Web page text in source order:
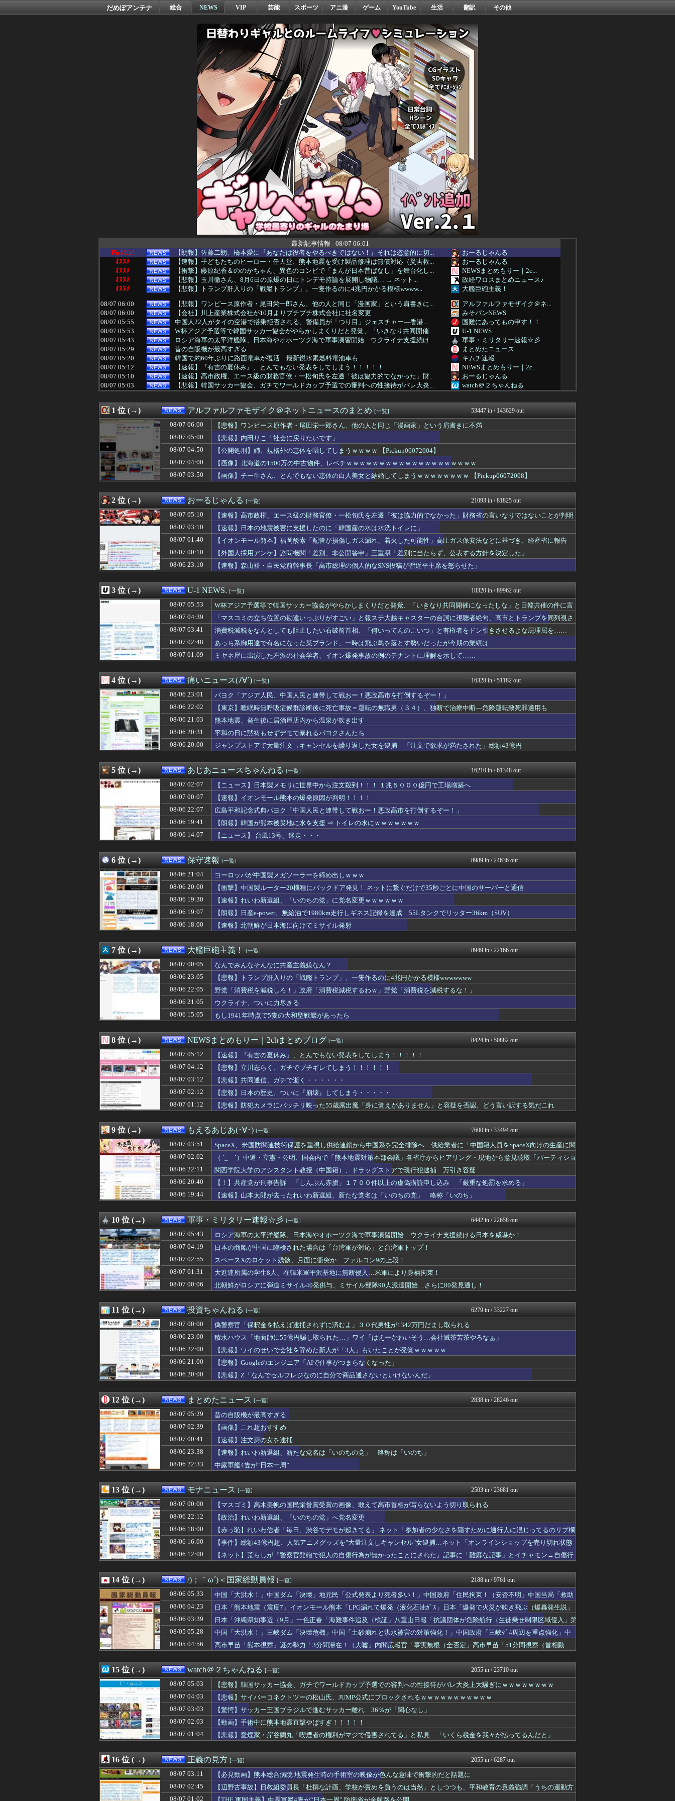
だめぽアンテナ 総合 NEWS VIP 芸能 スポーツ アニ漫 ゲーム YouTube 生活 翻訳 その他
最新記事情報 - 08/07 06:01
PickUp!
【朗報】佐藤二朗、橋本愛に『あなたは役者をやるべきではない！』それは恣意的に切...
おーるじゃんる
ｵﾇﾇﾒ
【速報】子どもたちのヒーロー・任天堂、熊本地震を受け製品修理は無償対応（災害救...
おーるじゃんる
ｵﾇﾇﾒ
【衝撃】藤原紀香＆ののかちゃん、異色のコンビで「まんが日本昔ばなし」を舞台化し...
NEWSまとめもりー｜2c...
ｵﾇﾇﾒ
【悲報】玉川徹さん、8月6日の原爆の日にトンデモ持論を展開し物議… → ネット...
政経ワロスまとめニュース♪
ｵﾇﾇﾒ
【悲報】トランプ肝入りの「戦艦トランプ」、一隻作るのに4兆円かかる模様wwww...
大艦巨砲主義！
08/07 06:00
【悲報】ワンピース原作者・尾田栄一郎さん、他の人と同じ「漫画家」という肩書きに...
アルファルファモザイク＠ネ...
08/07 06:00
【会社】川上産業株式会社が10月よりプチプチ株式会社に社名変更
みそパンNEWS
08/07 05:55
中国人22人がタイの空港で搭乗拒否される、警備員が「つり目」ジェスチャー―香港...
国難にあってもの申す！！
08/07 05:53
W杯アジア予選等で韓国サッカー協会がやらかしまくりだと発覚、「いきなり共同開催...
U-1 NEWS.
08/07 05:43
ロシア海軍の太平洋艦隊、日本海やオホーツク海で軍事演習開始…ウクライナ支援続け...
軍事・ミリタリー速報☆彡
08/07 05:29
昔の自販機が最高すぎる
まとめたニュース
08/07 05:20
韓国で約60年ぶりに路面電車が復活 最新鋭水素燃料電池車も
キムチ速報
08/07 05:12
【速報】『有吉の夏休み』、とんでもない発表をしてしまう！！！！！
NEWSまとめもりー｜2c...
08/07 05:10
【速報】高市政権、エース級の財務官僚・一松旬氏を左遷「彼は協力的でなかった」財...
おーるじゃんる
08/07 05:03
【悲報】韓国サッカー協会、ガチでワールドカップ予選での審判への性接待がバレ大炎...
watch＠２ちゃんねる
08/07 05:00
熊本県内で◯◯者が現れまくり、通報頻発！災害支援にも悪影響が及んでしまう…
オレ的ゲーム速報＠刃
08/07 05:00
【電池】リチウムイオンの移動速度が最大1万倍に？次世代全固体電池の設計指針を変...
常識的に考えた
08/07 05:00
【福岡】3年間で2億6500万円 福岡県議会「海外視察費」公表
みそパンNEWS
08/07 05:00
【がん原因】1位は感染症16.6%！喫煙・飲酒より多い衝撃の真実
モッコスヌ〜ン
08/07 04:55
「投資不適格になりつつある」ブルームバーグが突き付けた韓国金融市場の崖っぷち ...
08/07 04:50
【公開処刑】姉、規格外の恵体を晒してしまうｗｗｗｗ 【Pickup060720...
08/07 04:41
タブレットのバッテリーが膨らんで画面が剥がれてきたんやが
理想ちゃんねる
08/07 04:39
「マスコミの立ち位置の勘違いっぷりがすごい」と報ステ大越キャスターの台詞に視聴...
U-1 NEWS.
08/07 04:19
日本の商船が中国に臨検された場合は「台湾軍が対応」と台湾軍トップ！
軍事・ミリタリー速報☆彡
08/07 04:03
【悲報】サイバーコネクトツーの松山氏、JUMP公式にブロックされるｗｗｗｗｗｗ...
watch＠２ちゃんねる
08/07 04:00
早食いしてる奴、マジでヤバイぞ・・・
オレ的ゲーム速報＠刃
08/07 04:00
【天文】太陽に含まれる「銀」は従来推定よりも約55％多かった？ 隕石の分析結果...
常識的に考えた
08/07 04:00
【画像】北海道の1500万の中古物件、レベチｗｗｗｗｗｗｗｗｗｗｗｗｗｗｗｗｗ...
アルファルファモザイク＠ネ...
【ガンダム戦艦】主砲よりMS貼り付けが正解？ブリッジ剥き出しの謎を考察
三重県警察 鈴鹿サーキットでパレード走行訓練中だった白バイが転倒事故 20代の...
国難にあってもの申す！！
08/07 03:51
SpaceX、米国防関連技術保護を重視し供給連鎖から中国系を完全排除へ 供給業...
もえるあじあ(･∀･)
08/07 03:50
【画像】チー牛さん、とんでもない恵体の白人美女と結婚してしまうｗｗｗｗｗｗｗｗ...
アルファルファモザイク＠ネ...
08/07 03:41
消費税減税をなんとしても阻止したい石破前首相、「何いってんのこいつ」と有権者を...
U-1 NEWS.
08/07 03:11
【必見動画】熊本総合病院 地震発生時の手術室の映像が色んな意味で衝撃的だと話題...
正義の見方
08/07 03:10
【速報】日本の地震被害に支援したのに「韓国産の水は水洗トイレに」
おーるじゃんる
08/07 03:03
【驚愕】サッカー王国ブラジルで進むサッカー離れ 36％が「関心なし」
watch＠２ちゃんねる
夫さん、妻に「天井のシミ数えてれば終わるでな」と押し倒されて性行為 → 凄いこ...
オレ的ゲーム速報＠刃
08/07 03:00
【天文】「系外衛星」を史上初めて発見か--しかし「衛星」の定義を揺るがす事態に...
常識的に考えた
08/07 03:00
【悲報】娘「吹奏楽部の顧問に楽器買えって言われた」親「いくらなの？」娘「60万...
アルファルファモザイク＠ネ...
08/07 03:00
【食洗機】韓国人が騒ぐ「水洗い」は予備洗浄だった！日本の飲食店の衛生習慣を解説
モッコスヌ〜ン
08/07 02:55
スペースXのロケット残骸、月面に衝突か…ファルコン9の上段！
軍事・ミリタリー速報☆彡
08/07 02:55
千葉県袖ケ浦市「おむつ交換で噛みつかれ」看護助手の男を逮捕 90歳入院患者の顔...
国難にあってもの申す！！
08/07 02:48
あっち系御用達で有名になった某ブランド、一時は飛ぶ鳥を落とす勢いだったが今期の...
U-1 NEWS.
08/07 02:45
【辺野古事故】日教組委員長「杜撰な計画、学校が責めを負うのは当然」としつつも、...
正義の見方
08/07 02:40
高市首相、2年限定の消費減税「確実に戻す」発言は「私の覚悟」
08/07 02:39
【画像】これ超おすすめ
まとめたニュース
08/07 02:13
岸田元首相､日米の円買い協調介入は｢一時しのぎに過ぎない｣｢財政政策､金融政策...
理想ちゃんねる
08/07 02:12
【悲報】日本の歴史、ついに『崩壊』してしまう・・・・・
08/07 02:07
【ニュース】日本製メモリに世界中から注文殺到！！！ １兆５０００億円で工場増築...
08/07 02:03
【動画】手術中に熊本地震直撃やばすぎ！！！！！
watch＠２ちゃんねる
08/07 02:02
（ ´_ゝ`）中道・立憲・公明、国会内で「熊本地震対策本部会議」各省庁からヒア...
もえるあじあ(･∀･)
08/07 02:00
【悲報】精神科医「女の子が泣くのは、ムカつきすぎてどうしていいのか分からなくな...
アルファルファモザイク＠ネ...
08/07 02:00
【消費減税閣議決定】「反対」の財務省敗北 首相の不信根強く 人事介入をちらつか...
黒マッチョニュース
08/07 02:00
【フランス人の日本好き】中国人女性が「日本人と間違われた」衝撃エピソードが示す...
モッコスヌ〜ン
欧州旅行者のアジア旅行先ランキング、日本はタイ、インドネシアに次いで3位ランク...
国難にあってもの申す！！
【イオンモール熊本】福岡酸素「配管が損傷しガス漏れ、着火した可能性」高圧ガス保...
おーるじゃんる
08/07 01:31
大進連所属の学生8人、在韓米軍平沢基地に無断侵入…米軍により身柄拘束！
08/07 01:12
【悲報】防犯カメラにバッチリ映った55歳露出魔「身に覚えがありません」と容疑を...
08/07 01:09
ミヤネ屋に出演した左派の社会学者、イオン爆発事故の例のテナントに理解を示して…...
U-1 NEWS.
08/07 01:04
【悲報】愛煙家・岸谷蘭丸「喫煙者の権利がマジで侵害されてる」と私見 「いくら税...
08/07 01:00
「期待されたほどの成果ない」 ゼレンスキー氏が日本の支援に不満を表明
08/07 01:00
近畿大学准教授、苦言「みいちゃん呼びが揶揄する言葉として使われ、当事者から具体...
オレ的ゲーム速報＠刃
08/07 01:00
イオンモール熊本爆発事故 LPガス供給会社「当局の調査に全面的に協力」 経産省...
08/07 01:00
【フードコート】ハズレ店の烙印を押される運命、その正体とは？
モッコスヌ〜ン
08/07 00:55
エース級の財務官僚が異例転出へ 官邸幹部「協力的でなかったから」 [8/6]
国難にあってもの申す！！
08/07 00:50
ネット販売…「品切れ前に買うと満足感」集英社オンラインショップで“43億円分”...
08/07 00:41
【速報】注文厨の女を逮捕
まとめたニュース
08/07 00:35
音楽理論の知識無しや楽器の技術を修めていない人の音楽
ふぇー速
08/07 00:13
【悲報】株式投資は若年男性の自信喪失の原因 6割超が｢人生の敗者｣自認
08/07 00:10
「安物買いの銭失いだったねぇ」とインドネシア高速鉄道の最終処分に日本側騒然、国...
U-1 NEWS.
08/07 00:10
【外国人採用アンケ】諮問機関「差別、非公開答申」三重県「差別に当たらず、公表す...
08/07 00:07
【速報】イオンモール熊本の爆発原因が判明！！！！
08/07 00:06
北朝鮮がロシアに弾道ミサイル40発供与、ミサイル部隊90人派遣開始…さらに80...
軍事・ミリタリー速報☆彡
08/07 00:05
なんでみんなそんなに共産主義嫌なん？
大艦巨砲主義！
08/07 00:00
ブラジル「日本人を満載したトラックのように扱え」→差別として問題になり「一般的...
ゴタゴタシタニュース
中道、立憲、公明が熊本地震現地報告を受け政府に要請書を提出へ
08/07 00:00
【動画】駅構内のスピーカーから強烈な下ネタ音声が垂れ流される 全乗客困惑の音声...
オレ的ゲーム速報＠刃
08/07 00:00
秋田市に国内最大級データセンター 建設費２兆円見込む、ＵＡＥなど投資
08/07 00:00
偽警察官「保釈金を払えば逮捕されずに済むよ」３０代男性が1342万円だまし取ら...
投資ちゃんねる
08/07 00:00
【島根】コンビニで1800mlの麦焼酎（いいちこ）をズボンのポケットに入れて万...
08/07 00:00
上海一月風暴とは——造反派が一夜で市の権力を奪った1967年1月
08/07 00:00
【悲報】政府、SA有料化検討で「休めと言いつつ休むな」矛盾にネット呆れ
08/06 23:59
韓国警察、大韓サッカー協会を家宅捜索 代表監督選考巡り
厳選！韓国情報
08/06 23:57
広島県知事ら「核抑止論、根本的におかしい」
08/06 23:55
中国外務省、広島原爆投下に関して「同情を得ようと核被害者の立場を政治利用」[8...
08/06 23:51
【AI】中国DeepSeek、近日中に「大幅値上げ」か API料金ページに追記
かせまと！
08/06 23:40
be
にゅーすアルー！
08/06 23:34
彼女の家で恐怖の手帳を発見してしまった、、、、
ふぇー速
08/06 23:29
中国製ルーター20機種にバックドア 外部から完全制御できる機能が仕込まれていた
日本第一！ニュース録
08/06 23:18
【相場】ドル円、上抜け 1ドル158円台
かせまと！
08/06 23:12
【衝撃】藤原紀香＆ののかちゃん、異色のコンビで「まんが日本昔ばなし」を舞台化し...
NEWSまとめもりー｜2c...
08/06 23:10
クマが害獣扱いされる風潮にドラマ脚本家が不快感、「何度もクマに会ったことがある...
U-1 NEWS.
08/06 23:10
【速報】森山裕・自民党前幹事長「高市総理の個人的なSNS投稿が習近平主席を怒ら...
おーるじゃんる
08/06 23:08
年末年始の休暇が31日から3日までしかない社畜w
ふぇー速
08/06 23:08
【悲報】玉川徹さん、8月6日の原爆の日にトンデモ持論を展開し物議… → ネット...
政経ワロスまとめニュース♪
08/06 23:05
【悲報】トランプ肝入りの「戦艦トランプ」、一隻作るのに4兆円かかる模様wwww...
大艦巨砲主義！
08/06 23:01
パヨク「アジア人民、中国人民と連帯して戦おー！悪政高市を打倒するぞー！」
痛いニュース(ﾉ∀`)
08/06 23:00
日本、警察の威嚇射撃に怯まないと射殺される恐ろしい国になる…
黒マッチョニュース
08/06 23:00
積水ハウス「地面師に55億円騙し取られた…」ワイ「はえーかわいそう…会社滅茶苦...
投資ちゃんねる
08/06 23:00
家計資産の株比率､バブル期並み2割強 白書はインフレ防衛の格差注視
08/06 23:00
不動産ファンド「みんなで大家さん」が約2881億円の債務超過 分配金の支払い停...
みそパンNEWS
08/06 23:00
【マイクロLED】CPUとGPUをモールス信号で通信！？MicrosoftとT...
08/06 22:52
ついに国産ヒューマノイド登場、人手不足深刻化の医療・製造現場などでの活用想定！
08/06 22:52
ファミマソックス、1円（クーポン）で投げ売りｗｗｗｗｗｗｗｗｗｗｗ
かせまと！
08/06 22:40
刃物を持って中国大使館に侵入した自衛官、地裁で動機明かす「中国の強硬な外交方針...
にゅーすアルー！
08/06 22:33
【悲報】5年前のNHK性加害の出演者は「今も普通の顔して芸能活動してる」ネット...
watch＠２ちゃんねる
08/06 22:33
中露軍艦4隻が“日本一周”
まとめたニュース
08/06 22:30
【悲報】時給1500円でもミャンマー人に逃げられる…地方の雇用崩壊がヤバい
モッコスヌ〜ン
08/06 22:29
【財務省人事】エース級の財務官僚・一松旬氏が”異例転出”へ 官邸幹部「協力的で...
日本第一！ニュース録
08/06 22:21
田舎に2500万くらいの建売住宅(4LDK)買って家族で幸せに暮らしてるんやが
ふぇー速
08/06 22:13
【朗報】吉野家さん､｢極旨牛鉄板ステーキ定食｣を発売
08/06 22:13
アメリカ・ミシガン州の民主党予備選挙 イスラム教徒の“急進左派”候補が勝利確実...
08/06 22:12
【政治】れいわ新選組、「いのちの党」へ党名変更
08/06 22:12
【熊本地震】ヒカキン、『神対応』キタァアアアアーーーーーーー！！
NEWSまとめもりー｜2c...
08/06 22:10
【速報】子どもたちのヒーロー・任天堂、熊本地震を受け製品修理は無償対応（災害救...
おーるじゃんる
08/06 22:09
熊本の被災地で暴れまくったメディア取材陣、堪忍袋の緒が切れた地元住民が苦情を寄...
U-1 NEWS.
08/06 22:08
【衝撃】Q：ムスリム移民って移住先をアッラーの土地って思ってるの？ → 衝撃の...
08/06 22:07
広島平和記念式典パヨク「中国人民と連帯して戦おー！悪政高市を打倒するぞー！」
08/06 22:05
�ｻｿ荳雁昇縺ｮ繝代Ρ繝上Λ縺碁剞逡後〒繝悶Λ繝�繧ｯ莨∵･ｭ辟｡譁ｭ谺�蜍､...
ふぇー速
08/06 22:05
野党「消費税を減税しろ！」政府「消費税減税するわｗ」野党「消費税を減税するな！...
大艦巨砲主義！
08/06 22:03
【悲報】Google、Geminiが大赤字、史上初のマイナスキャッシュフローに...
08/06 22:02
【東京】睡眠時無呼吸症候群診断後に死亡事故＝運転の無職男（３４）、独断で治療中...
08/06 22:00
【農産物】26年上半期の輸出額最高 2年連続で更新、8977億円 農水省...
常識的に考えた
08/06 22:00
【悲報】ワイのせいで会社を辞めた新人が「3人」もいたことが発覚ｗｗｗｗｗ
投資ちゃんねる
08/06 22:00
【大阪】フェラーリを手がけたピニンファリーナ、日本の鉄道を初デザイン。南海電鉄...
黒マッチョニュース
08/06 22:00
「盆踊り」は騒音か 苦情数件会場半減 無音の中イヤホンから流れる曲に合わせ踊る...
みそパンNEWS
08/06 22:00
サム・アルトマンとは何者か——Googleミートで解雇された「5日間」を生き延...
08/06 21:50
大手子会社勤務だけど保険証を出す時にドヤるが何故か看護師と付き合えない
ふぇー速
08/06 21:45
首都圏マンション平均価格1.2億円+住宅ローン金利3%で利息だけで月30万円←...
まとめたニュース
08/06 21:40
中国籍の３６歳関学大助教、万引き容疑で逮捕 栄養補助食品１点（約６４００円相当...
にゅーすアルー！
08/06 21:40
【速報】しんぶん赤旗、短期間に1700件の購読申し込みで嬉し泣き→「うそでーす...
おーるじゃんる
08/06 21:39
Gmail、サードパーティの「送信元アドレス」のサポートを打ち切りへ
かせまと！
08/06 21:38
廃止すべき地方空港は？！
軍事・ミリタリー速報☆彡
08/06 21:36
40歳超えたら仕事見つからないてデマ流してる奴誰なの？
ふぇー速
08/06 21:35
日産e-power、無給油で1980km走行しギネス記録を達成
ゆめ痛 -自動車まとめブロ...
08/06 21:33
【悲報】もみほぐしマッサージ店で従業員女性にわいせつ行為かで男を逮捕ｗｗｗｗｗ...
watch＠２ちゃんねる
08/06 21:30
野田クリスタルさん「イラストレーターの人が『AIに仕事を奪われる』って言ってる...
オレ的ゲーム速報＠刃
08/06 21:29
れいわ新選組、新たな党名は「いのちの党」 略称は「いのち」
日本第一！ニュース録
08/06 21:15
もう誤魔化せない位酷いんだな 〜 【韓国】ウェブトゥーン、売上が減りはじめた？...
反日愚国 恨寓瘻
08/06 21:10
【速報】中国「アメリカさぁ、調子乗ってるからお前らが頼ってる軍用中国ドローン輸...
おーるじゃんる
08/06 21:08
【悲報】マスコミさん「自民党内は消費減税反対が多数！」 → 自民党議員の内部暴...
政経ワロスまとめニュース♪
08/06 21:07
【画像】よなよなエール製造元、変わったデザインのグラスを発売→
かせまと！
08/06 21:05
mac bookが使いにくすぎてWindows買おうとしたら高くてビビったww... ニュース30over
1 位 (→) アルファルファモザイク＠ネットニュースのまとめ [一覧] 53447 in / 143629 out
08/07 06:00
【悲報】ワンピース原作者・尾田栄一郎さん、他の人と同じ「漫画家」という肩書きに不満
08/07 05:00
【悲報】内田りこ「社会に戻りたいです」
08/07 04:50
【公開処刑】姉、規格外の恵体を晒してしまうｗｗｗｗ 【Pickup06072004】
08/07 04:00
【画像】北海道の1500万の中古物件、レベチｗｗｗｗｗｗｗｗｗｗｗｗｗｗｗｗｗｗｗｗ
08/07 03:50
【画像】チー牛さん、とんでもない恵体の白人美女と結婚してしまうｗｗｗｗｗｗｗｗ 【Pickup06072008】
2 位 (→) おーるじゃんる [一覧] 21093 in / 81825 out
08/07 05:10
【速報】高市政権、エース級の財務官僚・一松旬氏を左遷「彼は協力的でなかった」財務省の言いなりではないことが判明
08/07 03:10
【速報】日本の地震被害に支援したのに「韓国産の水は水洗トイレに」
08/07 01:40
【イオンモール熊本】福岡酸素「配管が損傷しガス漏れ、着火した可能性」高圧ガス保安法などに基づき、経産省に報告
08/07 00:10
【外国人採用アンケ】諮問機関「差別、非公開答申」三重県「差別に当たらず、公表する方針を決定した」
08/06 23:10
【速報】森山裕・自民党前幹事長「高市総理の個人的なSNS投稿が習近平主席を怒らせた」
3 位 (→) U-1 NEWS. [一覧] 18320 in / 89962 out
08/07 05:53
W杯アジア予選等で韓国サッカー協会がやらかしまくりだと発覚、「いきなり共同開催になったしな」と日韓共催の件に言
及する声も……
08/07 04:39
「マスコミの立ち位置の勘違いっぷりがすごい」と報ステ大越キャスターの台詞に視聴者絶句、高市とトランプを同列視さ
せようという思惑がひしひしと
08/07 03:41
消費税減税をなんとしても阻止したい石破前首相、「何いってんのこいつ」と有権者をドン引きさせるよな屁理屈を……
08/07 02:48
あっち系御用達で有名になった某ブランド、一時は飛ぶ鳥を落とす勢いだったが今期の業績は……
08/07 01:09
ミヤネ屋に出演した左派の社会学者、イオン爆発事故の例のテナントに理解を示して……
4 位 (→) 痛いニュース(ﾉ∀`) [一覧] 16328 in / 51182 out
08/06 23:01
パヨク「アジア人民、中国人民と連帯して戦おー！悪政高市を打倒するぞー！」
08/06 22:02
【東京】睡眠時無呼吸症候群診断後に死亡事故＝運転の無職男（３４）、独断で治療中断―危険運転致死罪適用も
08/06 21:03
熊本地震、発生後に居酒屋店内から温泉が吹き出す
08/06 20:31
平和の日に黙祷もせずデモで暴れるパヨクさんたち
08/06 20:00
ジャンプストアで大量注文→キャンセルを繰り返した女を逮捕 「注文で欲求が満たされた」総額43億円
5 位 (→) あじあニュースちゃんねる [一覧] 16210 in / 61348 out
08/07 02:07
【ニュース】日本製メモリに世界中から注文殺到！！！ １兆５０００億円で工場増築へ
08/07 00:07
【速報】イオンモール熊本の爆発原因が判明！！！！
08/06 22:07
広島平和記念式典パヨク「中国人民と連帯して戦おー！悪政高市を打倒するぞー！」
08/06 19:41
【朗報】韓国が熊本被災地に水を支援 ⇒ トイレの水にｗｗｗｗｗｗｗ
08/06 14:07
【ニュース】 台風13号、迷走・・・
6 位 (→) 保守速報 [一覧] 8989 in / 24636 out
08/06 21:04
ヨーロッパが中国製メガソーラーを締め出しｗｗｗ
08/06 20:00
【衝撃】中国製ルーター20機種にバックドア発見！ ネットに繋ぐだけで35秒ごとに中国のサーバーと通信
08/06 19:30
【速報】れいわ新選組、「いのちの党」に党名変更ｗｗｗｗｗｗ
08/06 19:07
【朗報】日産e-power、無給油で1980km走行しギネス記録を達成 55Lタンクでリッター36km（SUV）
08/06 18:00
【速報】北朝鮮が日本海に向けてミサイル発射
7 位 (→) 大艦巨砲主義！ [一覧] 8949 in / 22166 out
08/07 00:05
なんでみんなそんなに共産主義嫌なん？
08/06 23:05
【悲報】トランプ肝入りの「戦艦トランプ」、一隻作るのに4兆円かかる模様wwwwwww
08/06 22:05
野党「消費税を減税しろ！」政府「消費税減税するわｗ」野党「消費税を減税するな！」
08/06 21:05
ウクライナ、ついに力尽きる
08/06 15:05
もし1941年時点で5隻の大和型戦艦があったら
8 位 (→) NEWSまとめもりー｜2chまとめブログ [一覧] 8424 in / 50882 out
08/07 05:12
【速報】『有吉の夏休み』、とんでもない発表をしてしまう！！！！！
08/07 04:12
【悲報】立川志らく、ガチでブチギレてしまう！！！！！！
08/07 03:12
【悲報】共同通信、ガチで逝く・・・・・・
08/07 02:12
【悲報】日本の歴史、ついに『崩壊』してしまう・・・・・
08/07 01:12
【悲報】防犯カメラにバッチリ映った55歳露出魔「身に覚えがありません」と容疑を否認。どう言い訳する気だこれ
9 位 (→) もえるあじあ(･∀･) [一覧] 7600 in / 33494 out
08/07 03:51
SpaceX、米国防関連技術保護を重視し供給連鎖から中国系を完全排除へ 供給業者に「中国籍人員をSpaceX向けの生産に関
わらせないこと」「中国製の設備・部品を使わないこと」を要求し監査実施
08/07 02:02
（ ´_ゝ`）中道・立憲・公明、国会内で「熊本地震対策本部会議」各省庁からヒアリング・現地から意見聴取「パーティショ
ン、人手、宿泊施設の不足や、外国人実習生の方々にも対応してほしい」今日の午後、政府に要望書を提出
08/06 22:11
関西学院大学のアシスタント教授（中国籍）、ドラッグストアで現行犯逮捕 万引き容疑
08/06 20:40
【！】共産党が刑事告訴 「しんぶん赤旗」１７００件以上の虚偽購読申し込み 「厳重な処罰を求める」
08/06 19:44
【速報】山本太郎が去ったれいわ新選組、新たな党名は「いのちの党」 略称「いのち」
10 位 (→) 軍事・ミリタリー速報☆彡 [一覧] 6442 in / 22658 out
08/07 05:43
ロシア海軍の太平洋艦隊、日本海やオホーツク海で軍事演習開始…ウクライナ支援続ける日本を威嚇か！
08/07 04:19
日本の商船が中国に臨検された場合は「台湾軍が対応」と台湾軍トップ！
08/07 02:55
スペースXのロケット残骸、月面に衝突か…ファルコン9の上段！
08/07 01:31
大進連所属の学生8人、在韓米軍平沢基地に無断侵入…米軍により身柄拘束！
08/07 00:06
北朝鮮がロシアに弾道ミサイル40発供与、ミサイル部隊90人派遣開始…さらに80発見通し！
11 位 (→) 投資ちゃんねる [一覧] 6279 in / 33227 out
08/07 00:00
偽警察官「保釈金を払えば逮捕されずに済むよ」３０代男性が1342万円だまし取られる
08/06 23:00
積水ハウス「地面師に55億円騙し取られた…」ワイ「はえーかわいそう…会社滅茶苦茶やろなぁ」
08/06 22:00
【悲報】ワイのせいで会社を辞めた新人が「3人」もいたことが発覚ｗｗｗｗｗ
08/06 21:00
【悲報】Googleのエンジニア「AIで仕事がつまらなくなった」
08/06 20:00
【悲報】Z「なんでセルフレジなのに自分で商品通さないといけないんだ」
12 位 (→) まとめたニュース [一覧] 2838 in / 28246 out
08/07 05:29
昔の自販機が最高すぎる
08/07 02:39
【画像】これ超おすすめ
08/07 00:41
【速報】注文厨の女を逮捕
08/06 23:38
【速報】れいわ新選組、新たな党名は「いのちの党」 略称は「いのち」
08/06 22:33
中露軍艦4隻が“日本一周”
13 位 (→) モナニュース [一覧] 2503 in / 23681 out
08/07 00:00
【マスゴミ】高木美帆の国民栄誉賞受賞の画像、敢えて高市首相が写らないよう切り取られる
08/06 22:12
【政治】れいわ新選組、「いのちの党」へ党名変更
08/06 18:00
【赤っ恥】れいわ信者「毎日、渋谷でデモが起きてる」 ネット「参加者の少なさを隠すために通行人に混じってるのリプ欄
でバラされてて草」
08/06 16:00
【事件】総額43億円超、人気アニメグッズを"大量注文しキャンセル"女逮捕…ネット「オンラインショップを売り切れ状態
にして商品相場を操作してたのでは」
08/06 12:00
【ネット】荒らしが『警察官発砲で犯人の自傷行為が無かったことにされた』記事に「難癖な記事」とイチャモン→自傷行
14 位 (→) /)；｀ω´)＜国家総動員報 [一覧] 2188 in / 9761 out
08/06 05:33
中国「大洪水！」中国ダム「決壊」地元民「公式発表より死者多い！」中国政府「住民拘束！（安否不明」中国当局「救助
隊動画も削除」台風13号「三峡ﾀﾞﾑ接近中」→
08/06 04:23
日本「熊本地震（震度7」イオンモール熊本「LPG漏れて爆発（液化石油ｶﾞｽ」日本「爆発で火災が吹き飛ぶ（爆轟発生説」
ハビタ「遺族説明の虚偽を認める（営業部長発言」→
08/06 03:39
日本「沖縄県知事選（9月」一色正春「海難事件追及（検証」八重山日報「抗議団体が危険航行（生徒乗せ制限区域侵入」第
三者委員会「抗議団体の構成組織は日本共産党」→
08/05 05:28
中国「大洪水！」三峡ダム「決壊危機」中国「土砂崩れと洪水被害の対策強化！」中国政府「三峡ﾀﾞﾑ周辺を重点強化」中
国ダム「決壊」中国「現場封鎖！（空撮削除」→
08/05 04:56
高市早苗「熊本視察」謎の勢力「3分間滞在！（大嘘」内閣広報官「事実無根（全否定」高市早苗「51分間視察（首相動
15 位 (→) watch＠２ちゃんねる [一覧] 2055 in / 23710 out
08/07 05:03
【悲報】韓国サッカー協会、ガチでワールドカップ予選での審判への性接待がバレ大炎上大騒ぎにｗｗｗｗｗｗｗｗ
08/07 04:03
【悲報】サイバーコネクトツーの松山氏、JUMP公式にブロックされるｗｗｗｗｗｗｗｗｗｗｗ
08/07 03:03
【驚愕】サッカー王国ブラジルで進むサッカー離れ 36％が「関心なし」
08/07 02:03
【動画】手術中に熊本地震直撃やばすぎ！！！！！
08/07 01:04
【悲報】愛煙家・岸谷蘭丸「喫煙者の権利がマジで侵害されてる」と私見 「いくら税金を我々が払ってるんだと」
16 位 (→) 正義の見方 [一覧] 2055 in / 6287 out
08/07 03:11
【必見動画】熊本総合病院 地震発生時の手術室の映像が色んな意味で衝撃的だと話題に
08/07 02:45
【辺野古事故】日教組委員長「杜撰な計画、学校が責めを負うのは当然」としつつも、平和教育の意義強調「うちの運動方
針は極めてバランス良い」
08/07 01:02